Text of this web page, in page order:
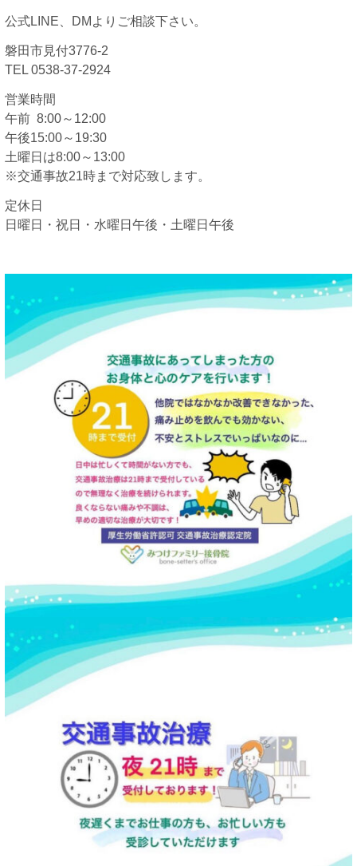
公式LINE、DMよりご相談下さい。
磐田市見付3776-2
TEL 0538-37-2924
営業時間
午前 8:00～12:00
午後15:00～19:30
土曜日は8:00～13:00
※交通事故21時まで対応致します。
定休日
日曜日・祝日・水曜日午後・土曜日午後